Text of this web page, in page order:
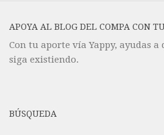
APOYA AL BLOG DEL COMPA CON
Con tu aporte vía Yappy, ayudas a
siga existiendo.
BÚSQUEDA